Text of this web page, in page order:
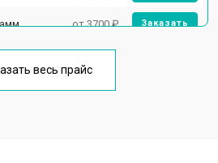
от 3700 ₽ Заказать
от 2800 ₽
весь прайс